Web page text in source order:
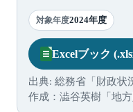
対象年度2024年度
Excelブック
出典: 総務省「財政状
作成：澁谷英樹「地